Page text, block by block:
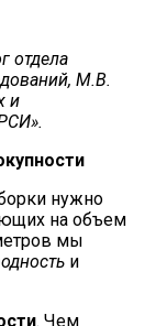
отдела
М.В.
и
нужно
на объем
мы
и
. Чем